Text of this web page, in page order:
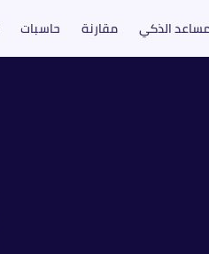
الذكي مقارنة حاسبات